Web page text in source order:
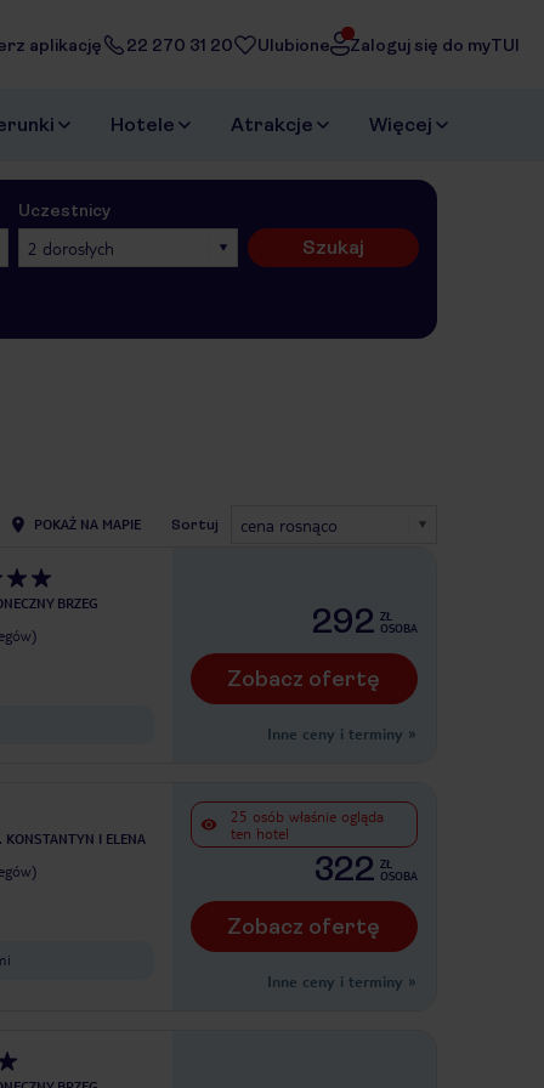
aplikację 22 270 31 20 Ulubione Zaloguj się do myTUI
Hotele Atrakcje Więcej
Uczestnicy
2 dorosłych Szukaj
POKAŻ NA MAPIE Sortuj cena rosnąco
BRZEG 292 ZŁ
OSOBA
Zobacz ofertę
Inne ceny i terminy »
KONSTANTYN I ELENA
25 osób właśnie ogląda
ten hotel
322 ZŁ
OSOBA
Zobacz ofertę
Inne ceny i terminy »